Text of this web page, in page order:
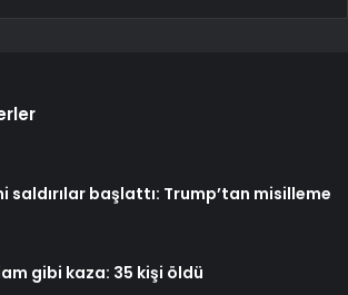
saldırılar başlattı: Trump’tan misilleme
gibi kaza: 35 kişi öldü